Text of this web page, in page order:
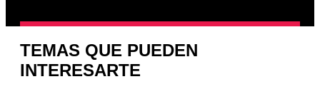
TEMAS QUE PUEDEN
INTERESARTE